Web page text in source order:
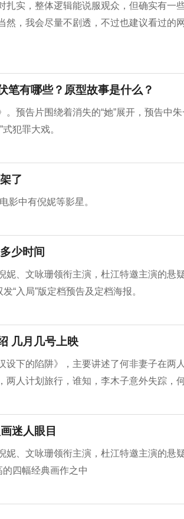
扎实，整体逻辑能说服观众，但确实有一
然，我会尽量不剧透，不过也建议看过的
笔有哪些？原型故事是什么？
预告片围绕着消失的“她”展开，预告中
犯罪大戏。
了
影中有倪妮等影星。
少时间
妮、文咏珊领衔主演，杜江特邀主演的悬
“入局”版定档预告及定档海报。
几月几号上映
设下的陷阱》，主要讲述了何非妻子在两
人计划旅行，谁知，李木子意外失踪，
迷人眼目
妮、文咏珊领衔主演，杜江特邀主演的悬
的四幅经典画作之中